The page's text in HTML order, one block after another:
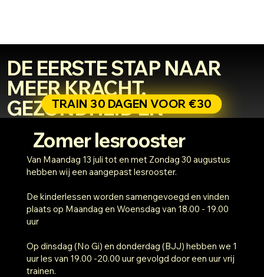
DE EERSTE STAP NAAR
MEER KRACHT,
GEZONDHEID EN
ZELFVERTROUWEN
TRAIN 30 DAGEN VOOR €30
Zomer lesrooster
Van Maandag 13 juli tot en met Zondag 30 augustus
hebben wij een aangepast lesrooster.
De kinderlessen worden samengevoegd en vinden
plaats op Maandag en Woensdag van 18.00 - 19.00
uur
Op dinsdag (No Gi) en donderdag (BJJ) hebben we 1
uur les van 19.00 -20.00 uur gevolgd door een uur vrij
trainen.